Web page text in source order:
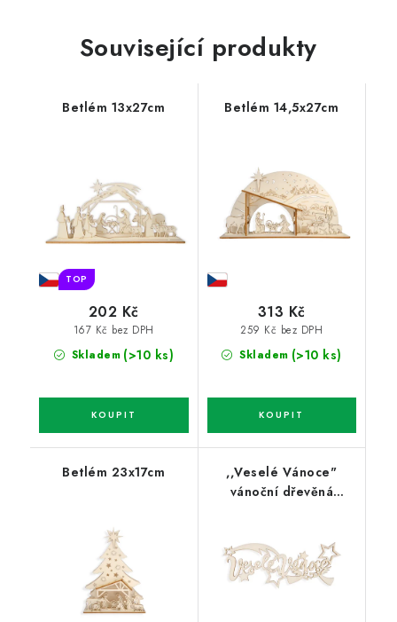
Související produkty
Betlém 13x27cm
TOP
Skladem (>10 ks)
167 Kč bez DPH
202 Kč
Betlém 14,5x27cm
Skladem (>10 ks)
259 Kč bez DPH
313 Kč
Betlém 23x17cm
,,Veselé Vánoce"
vánoční dřevěná